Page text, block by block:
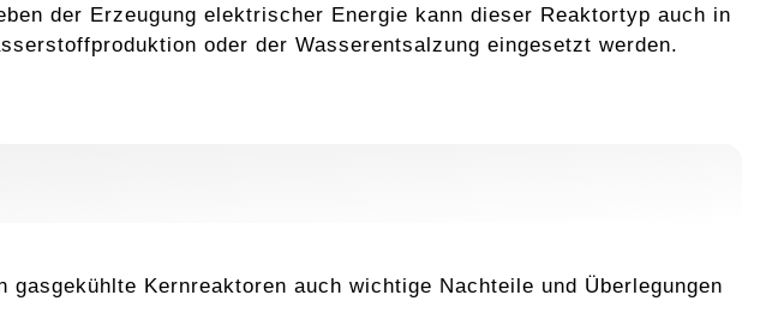
der Erzeugung elektrischer Energie kann dieser Reaktortyp auch in
oder der Wasserentsalzung eingesetzt werden.
gasgekühlte Kernreaktoren auch wichtige Nachteile und Überlegungen